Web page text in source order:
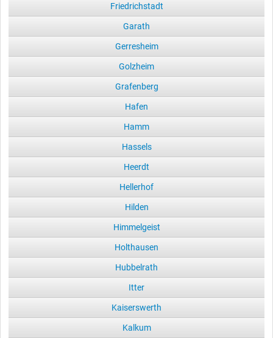
Friedrichstadt
Garath
Gerresheim
Golzheim
Grafenberg
Hafen
Hamm
Hassels
Heerdt
Hellerhof
Hilden
Himmelgeist
Holthausen
Hubbelrath
Itter
Kaiserswerth
Kalkum